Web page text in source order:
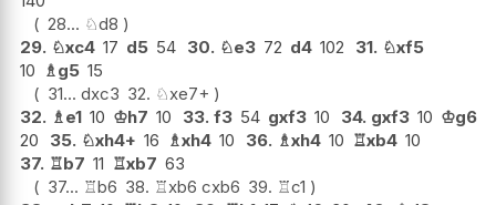
28... ♘d8
29. ♘xc4 17 d5 54 30. ♘e3 72 d4 102 31. ♘xf5
10
♗ g5 15
31... dxc3 32. ♘xe7+
32. ♗ e1 10 ♔h7 10 33. f3 54 gxf3 10 34. gxf3 10 ♔g6
20
35. ♘xh4+ 16 ♗xh4 10 36. ♗xh4 10 ♖xb4 10
37. ♖b7 11 ♖xb7 63
37... ♖b6 38. ♖xb6 cxb6 39. ♖c1